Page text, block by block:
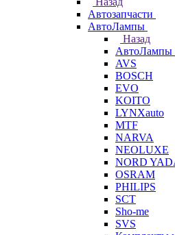
Автозапчасти
АвтоЛампы
Назад
АвтоЛампы
AVS
BOSCH
EVO
KOITO
LYNXauto
MTF
NARVA
NEOLUXE
NORD
OSRAM
PHILIPS
SCT
Sho-me
SVS